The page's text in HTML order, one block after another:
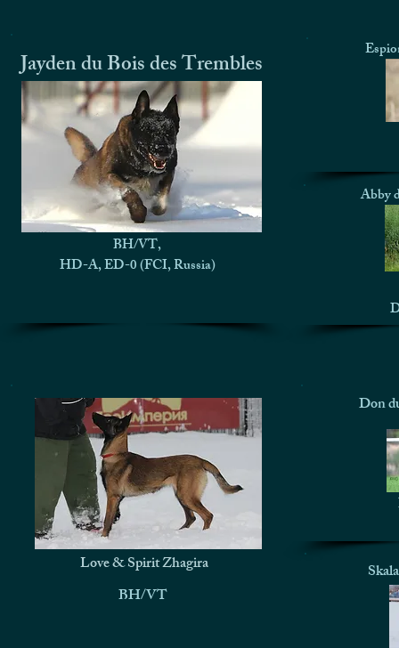
Jayden du Bois des Trembles
BH/VT,
HD-A, ED-0 (FCI, Russia)
Abby
Love & Spirit Zhagira
BH/VT
Don